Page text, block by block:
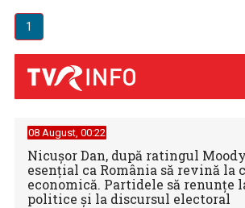
1
08 August, 00:22
Nicușor Dan, după ratingul
esențial ca România să revină la
economică. Partidele să renunțe
politice și la discursul electoral